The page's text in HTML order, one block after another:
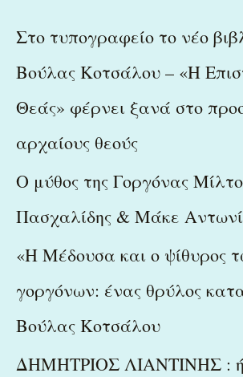
c
f
o
Στο τυπογραφείο το νέο
Βούλας Κοτσάλου – «Η
Θεάς» φέρνει ξανά στο
αρχαίους θεούς
Ο μύθος της Γοργόνας
Πασχαλίδης & Μάκε
«Η Μέδουσα και ο ψίθυρος
γοργόνων: ένας θρύλος
Βούλας Κοτσάλου
ΔΗΜΗΤΡΙΟΣ ΛΙΑΝΤΙΝΗΣ :